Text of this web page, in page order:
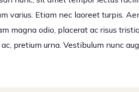
varius. Etiam nec laoreet turpis.
magna odio, placerat ac risus
pretium urna. Vestibulum nunc